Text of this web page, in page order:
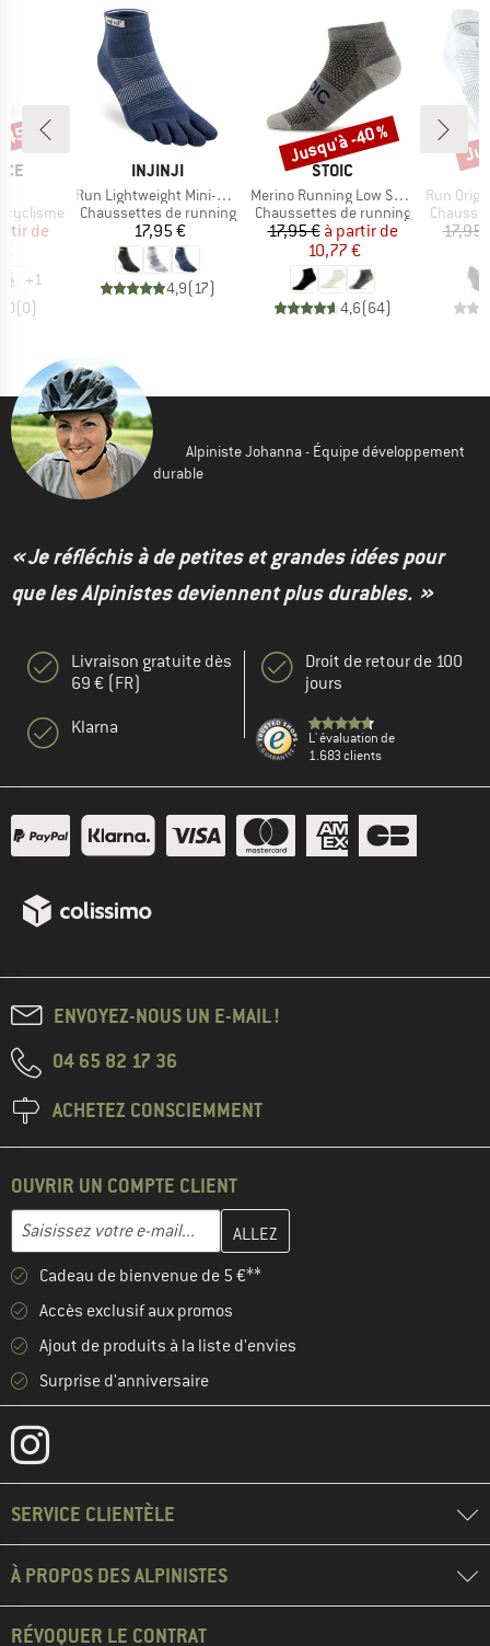
cyclisme
réduit
de
+1
(0)
%
MARQUE
INJINJI
Article
Run Lightweight Mini-Crew
Product group
Chaussettes de running
Prix
17,95 €
4,9(17)
MARQUE
STOIC
Article
Merino Running Low Socks
Product group
Chaussettes de running
Prix
17,95 € Prix réduit
à partir de
10,77 €
4,6(64)
Remise
Jusqu'à -40 %
Article
Run
Product
17,95
Alpiniste Johanna - Équipe développement
durable
« Je réfléchis à de petites et grandes idées pour
que les Alpinistes deviennent plus durables. »
Livraison gratuite dès
69 € (FR)
Klarna
Droit de retour de 100
jours
L' évaluation de
1.683 clients
ENVOYEZ-NOUS UN E-MAIL !
04 65 82 17 36
ACHETEZ CONSCIEMMENT
OUVRIR UN COMPTE CLIENT
Adresse e-mail
Entrez votre adresse e-mail ici et créez votre compte client à la
Cadeau de bienvenue de 5 €**
Accès exclusif aux promos
Ajout de produits à la liste d'envies
Surprise d'anniversaire
SERVICE CLIENTÈLE
À PROPOS DES ALPINISTES
RÉVOQUER LE CONTRAT